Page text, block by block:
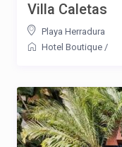
Villa Caletas
Playa Herradura
Hotel Boutique /